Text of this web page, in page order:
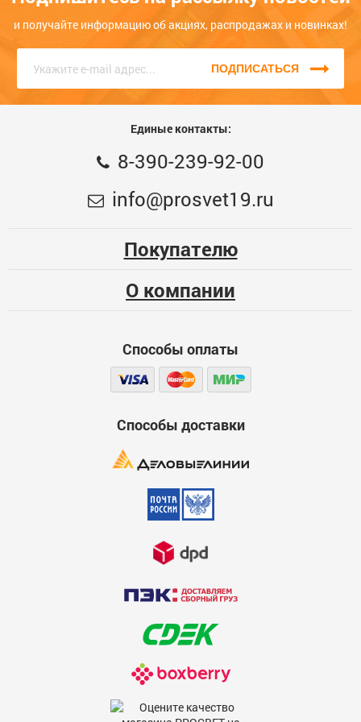
Если Вам потребуется нашаконсультация, или вы хотите
заказать товар, вы сможете это сделать в форме обратной
единый номер8 (3902) 399-200, КРУГЛОСУТОЧНО, наши
консультанты с радостью помогут Вам!
и получайте информацию об акциях, распродажах и новинках!
ПОДПИСАТЬСЯ
Единые контакты:
8-390-239-92-00
info@prosvet19.ru
Покупателю
О компании
Способы оплаты
Способы доставки